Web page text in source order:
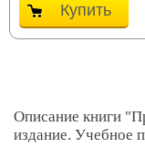
Купить
Описание книги
издание. Учебное